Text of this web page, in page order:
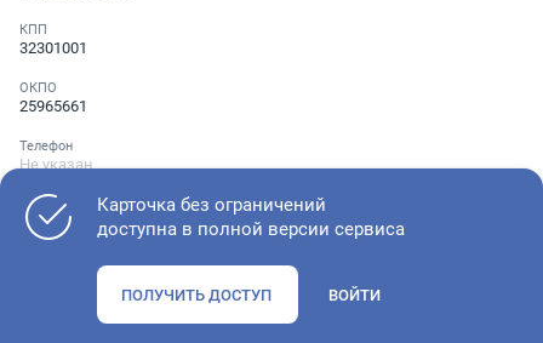
КПП
32301001
ОКПО
25965661
Телефон
Не указан
Проверьте учредительные документы, адрес регистрации и
Карточка без ограничений
доступна в полной версии сервиса
ПОЛУЧИТЬ ДОСТУП ВОЙТИ